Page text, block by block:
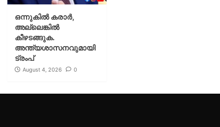
ഒന്നുകില്‍ കരാര്‍,
അല്ലെങ്കില്‍
കീഴടങ്ങുക.
അന്ത്യശാസനവുമായി
ട്രംപ്
August 4, 2026 0